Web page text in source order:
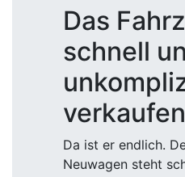
Das
schnell
verkaufen
Da ist er endlich.
Neuwagen steht